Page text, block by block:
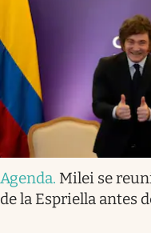
Agenda. Milei se
de la Espriella antes